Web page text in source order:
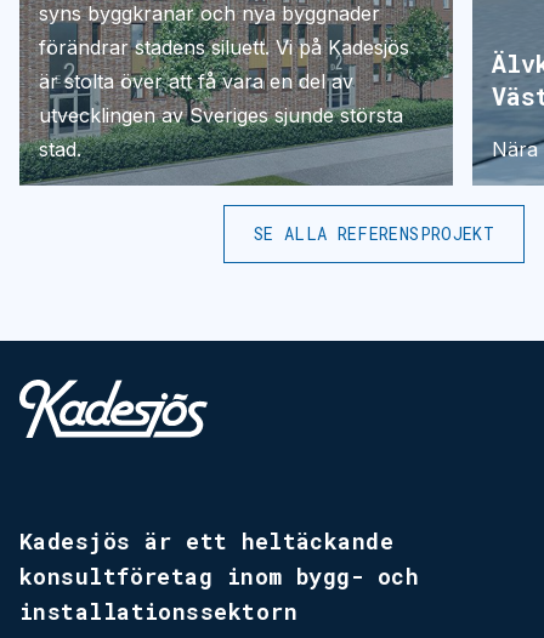
syns byggkranar och nya byggnader
förändrar stadens siluett. Vi på Kadesjös
är stolta över att få vara en del av
utvecklingen av Sveriges sjunde största
stad.
Nära
SE ALLA REFERENSPROJEKT
Kadesjös är ett heltäckande
konsultföretag inom bygg-­ och
installationssektorn